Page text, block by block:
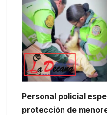
Personal policial
protección de